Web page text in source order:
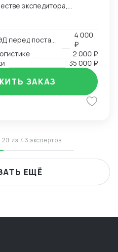
экспедитора,
Помогу с
генеральных и
видами
авиа), проверю и
документы на
также
соглашения к
кодов ТН ВЭД,
платежей при
4 000
₽
2 000 ₽
35 000 ₽
ЗАКАЗ
из 43 экспертов
ЕЩЁ